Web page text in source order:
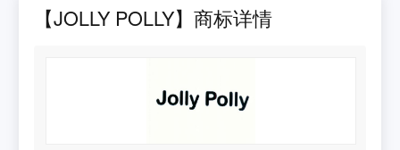
【JOLLY POLLY】商标详情